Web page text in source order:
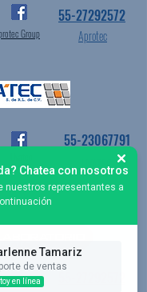
Group
55-27292572
Aprotec
55-23067791
UVATEC
Chatea con nosotros
nuestros representantes a
Tamariz
de ventas
en línea